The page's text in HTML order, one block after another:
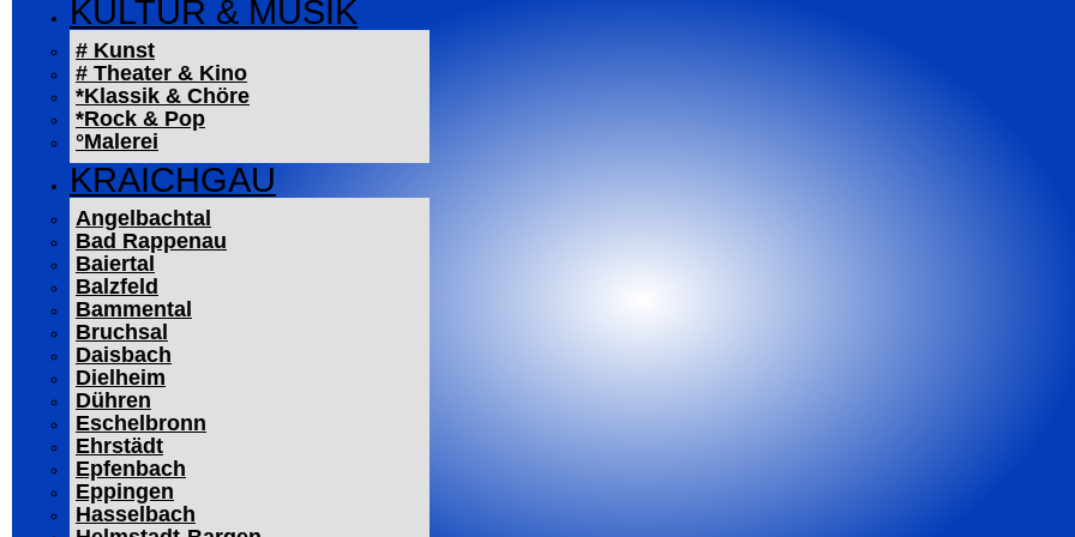
KULTUR & MUSIK
# Kunst
# Theater & Kino
*Klassik & Chöre
*Rock & Pop
°Malerei
KRAICHGAU
Angelbachtal
Bad Rappenau
Baiertal
Balzfeld
Bammental
Bruchsal
Daisbach
Dielheim
Dühren
Eschelbronn
Ehrstädt
Epfenbach
Eppingen
Hasselbach